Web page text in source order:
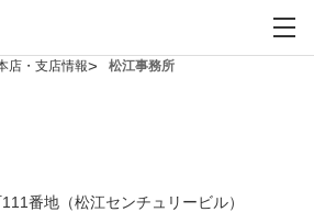
店・支店情報 松江事務所
番地（松江センチュリービル）